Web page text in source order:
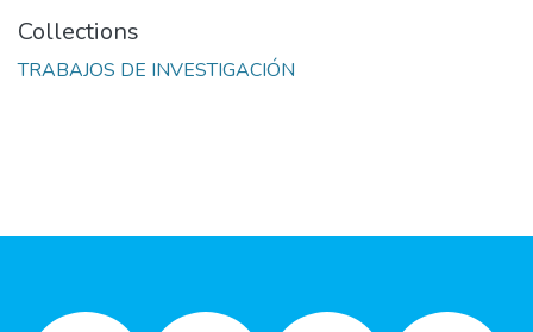
Collections
TRABAJOS DE INVESTIGACIÓN